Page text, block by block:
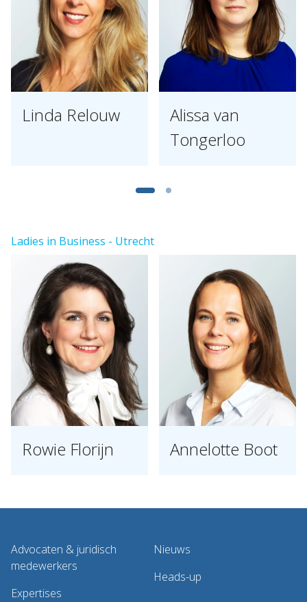
Linda Relouw
Alissa van
Tongerloo
Ladies in Business - Utrecht
Rowie Florijn Annelotte Boot
Advocaten & juridisch
medewerkers
Expertises
Nieuws
Heads-up